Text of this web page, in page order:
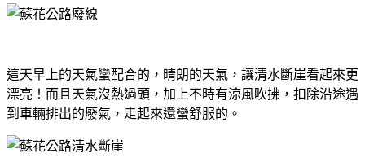
這天早上的天氣蠻配合的，晴朗的天氣，讓清水斷崖看起來更
漂亮！而且天氣沒熱過頭，加上不時有涼風吹拂，扣除沿途遇
到車輛排出的廢氣，走起來還蠻舒服的。